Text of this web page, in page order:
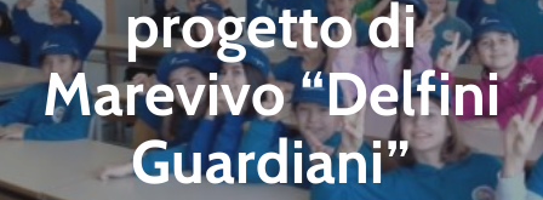
progetto di
Marevivo “Delfini
Guardiani”